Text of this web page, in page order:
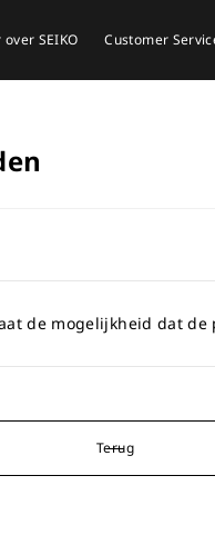
SEIKO Customer
de mogelijkheid dat
Terug